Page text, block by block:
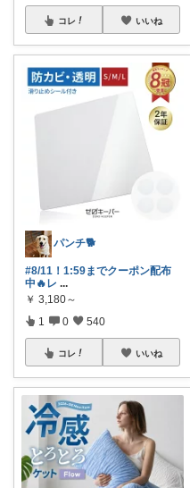
コレ いいね
パンチ🐕
#8/11！1:59までクーポン配布
中🔥レ ...
￥ 3,180～
1 0 540
コレ いいね